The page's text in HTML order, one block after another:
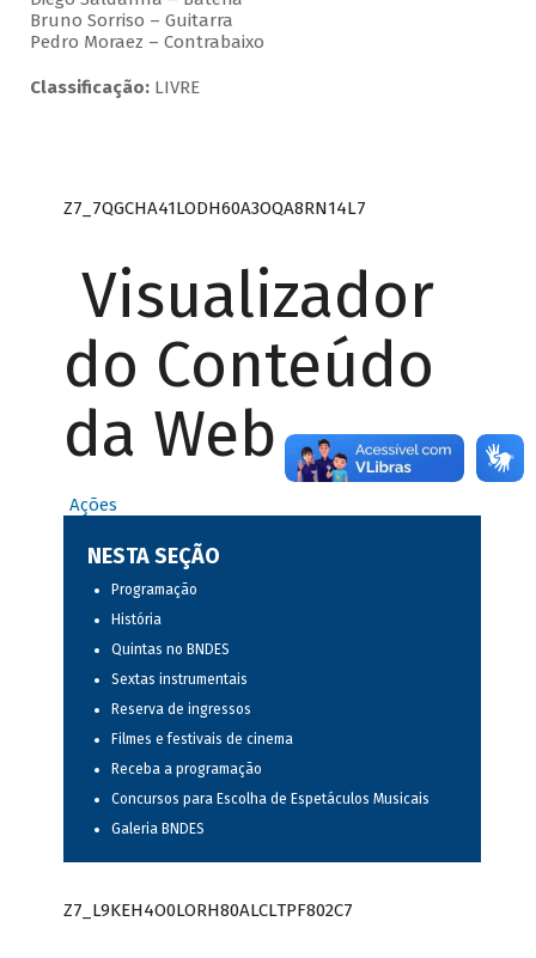
Bruno Sorriso – Guitarra
Pedro Moraez – Contrabaixo
Classificação:LIVRE
Z7_7QGCHA41LODH60A3OQA8RN14L7
Visualizador
do Conteúdo
da Web
Ações
NESTA SEÇÃO
Programação
História
Quintas no BNDES
Sextas instrumentais
Reserva de ingressos
Filmes e festivais de cinema
Receba a programação
Concursos para Escolha de Espetáculos Musicais
Galeria BNDES
Z7_L9KEH4O0LORH80ALCLTPF802C7